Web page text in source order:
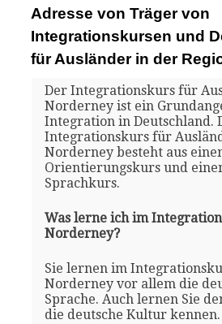
Adresse von Träger von
Integrationskursen und
für Ausländer in der
Der Integrationskurs für
Norderney ist ein
Integration in Deutschland.
Integrationskurs für
Norderney besteht aus
Orientierungskurs und
Sprachkurs.
Was lerne ich im
Norderney?
Sie lernen im
Norderney vor allem die
Sprache. Auch lernen Sie
die deutsche Kultur kennen.